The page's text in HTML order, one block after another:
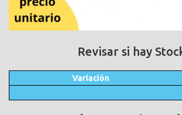
Revisar si hay
Variación